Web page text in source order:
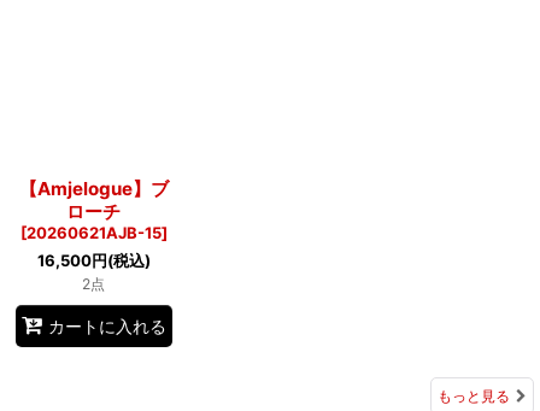
【Amjelogue】ブ
ローチ
[20260621AJB-15]
16,500円(税込)
2点
カートに入れる
もっと見る